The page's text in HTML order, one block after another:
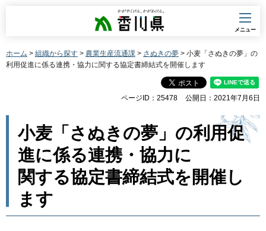
香川県
メニュー
ホーム > 組織から探す > 農業生産流通課 > さぬきの夢 > 小麦「さぬきの夢」の
利用促進に係る連携・協力に関する協定書締結式を開催します
ページID：25478 公開日：2021年7月6日
小麦「さぬきの夢」の利用促
進に係る連携・協力に
関する協定書締結式を開催し
ます